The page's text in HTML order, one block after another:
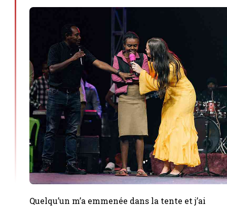
Quelqu’un m’a emmenée dans la tente et j’ai